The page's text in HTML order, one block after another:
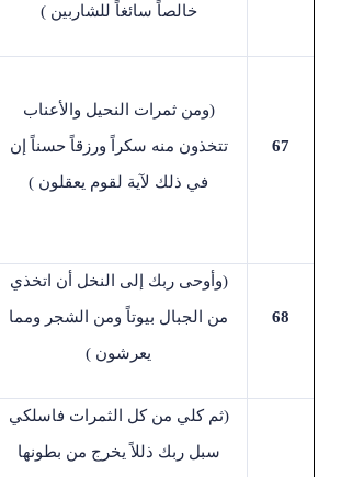
خالصاً سائغاً للشاربين(
67
)ومن ثمرات النحيل والأعناب
تتخذون منه سكراً ورزقاً حسناً إن
في ذلك لآية لقوم يعقلون (
68
)وأوحى ربك إلى النخل أن اتخذي
من الجبال بيوتاً ومن الشجر ومما
يعرشون (
)ثم كلي من كل الثمرات فاسلكي
سبل ربك ذللاً يخرج من بطونها